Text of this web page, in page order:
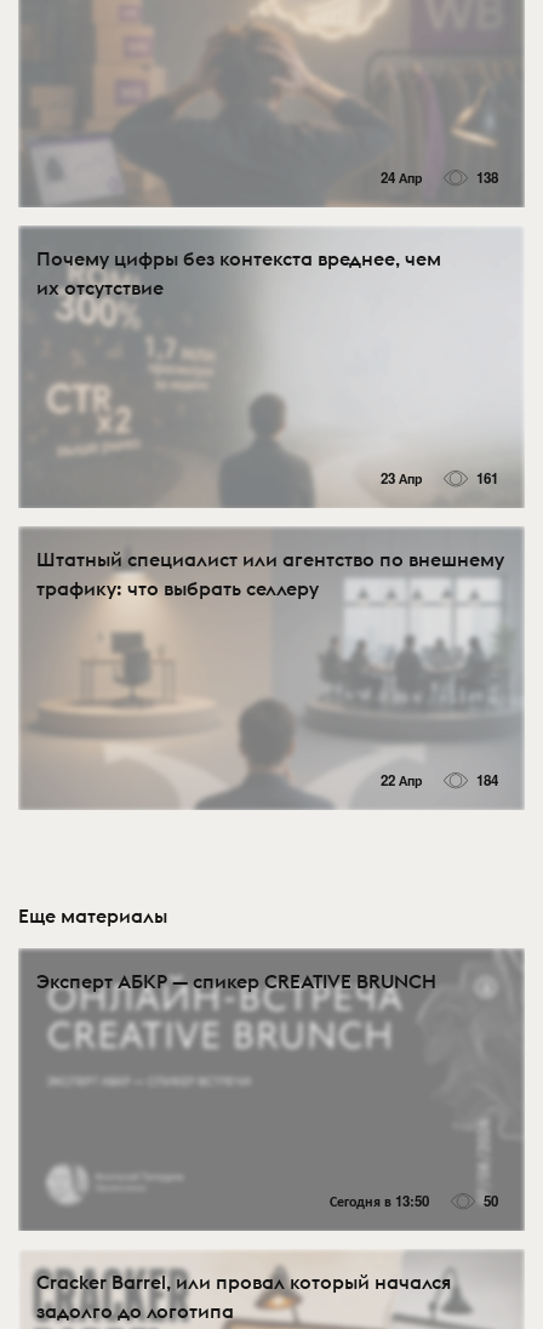
24 Апр 138
Почему цифры без контекста вреднее, чем
их отсутствие
23 Апр 161
Штатный специалист или агентство по внешнему
трафику: что выбрать селлеру
22 Апр 184
Еще материалы
Эксперт АБКР — спикер CREATIVE BRUNCH
Сегодня в 13:50 50
Cracker Barrel, или провал который начался
задолго до логотипа